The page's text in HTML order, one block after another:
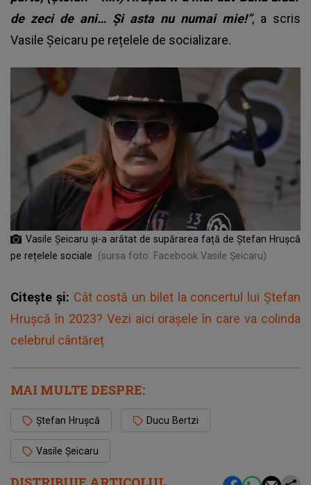
de zeci de ani… Și asta nu numai mie!”, a scris
Vasile Șeicaru pe rețelele de socializare.
Vasile Șeicaru și-a arătat de supărarea față de Ștefan Hrușcă
pe rețelele sociale
(sursa foto: Facebook Vasile Șeicaru)
Citește și: Cât costă un bilet la concertul lui Ștefan
Hrușcă în 2023? Vezi aici orașele în care va colinda
celebrul cântăreț
MAI MULTE DESPRE:
Ștefan Hrușcă Ducu Bertzi
Vasile Șeicaru